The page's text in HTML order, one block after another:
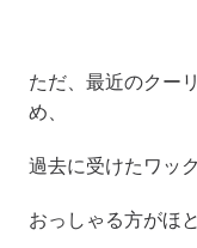
ただ、最近のクー
め、
過去に受けたワッ
おっしゃる方がほ